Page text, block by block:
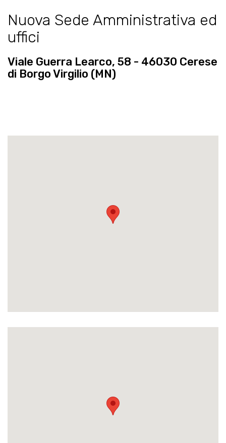
Nuova Sede Amministrativa ed
uffici
Viale Guerra Learco, 58 - 46030 Cerese
di Borgo Virgilio (MN)